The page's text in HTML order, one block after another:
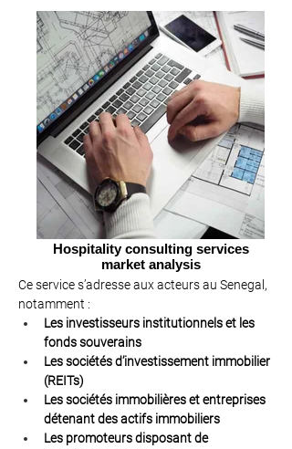
Hospitality consulting services
market analysis
Ce service s’adresse aux acteurs au Senegal,
notamment :
Les investisseurs institutionnels et les
fonds souverains
Les sociétés d’investissement immobilier
(REITs)
Les sociétés immobilières et entreprises
détenant des actifs immobiliers
Les promoteurs disposant de